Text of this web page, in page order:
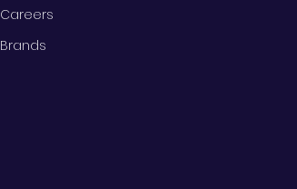
Careers
Brands